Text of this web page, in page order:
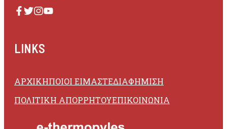
LINKS
ΑΡΧΙΚΗΠΟΙΟΙ ΕΙΜΑΣΤΕΔΙΑΦΗΜΙΣΗ
ΠΟΛΙΤΙΚΗ ΑΠΟΡΡΗΤΟΥΕΠΙΚΟΙΝΩΝΙΑ